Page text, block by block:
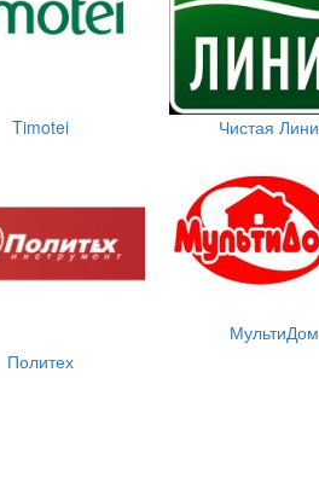
Timotei Чистая
Политех
МультиДом